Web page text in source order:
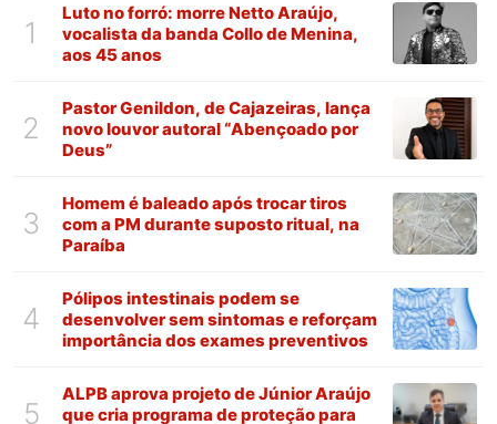
1
Luto no forró: morre Netto Araújo,
vocalista da banda Collo de Menina,
aos 45 anos
2
Pastor Genildon, de Cajazeiras, lança
novo louvor autoral “Abençoado por
Deus”
3
Homem é baleado após trocar tiros
com a PM durante suposto ritual, na
Paraíba
4
Pólipos intestinais podem se
desenvolver sem sintomas e reforçam
importância dos exames preventivos
5
ALPB aprova projeto de Júnior Araújo
que cria programa de proteção para